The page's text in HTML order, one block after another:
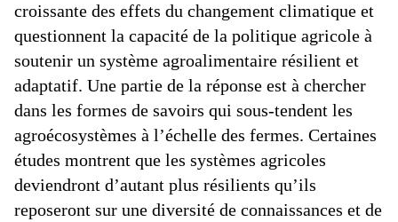
croissante des effets du changement climatique et
questionnent la capacité de la politique agricole à
soutenir un système agroalimentaire résilient et
adaptatif. Une partie de la réponse est à chercher
dans les formes de savoirs qui sous-tendent les
agroécosystèmes à l’échelle des fermes. Certaines
études montrent que les systèmes agricoles
deviendront d’autant plus résilients qu’ils
reposeront sur une diversité de connaissances et de